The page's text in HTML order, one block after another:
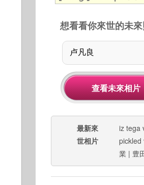
想看看你來世的未
最新來
世相片
iz tega
pickled
業 | 豊